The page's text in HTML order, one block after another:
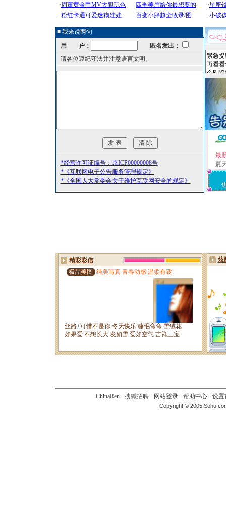
■ 我来说两句
用 户：
匿名发出：
请各位遵纪守法并注意语言文明。
*经营许可证编号：京ICP00000008号
*《互联网电子公告服务管理规定》
*《全国人大常委会关于维护互联网安全的规定》
最
夏
ChinaRen - 搜狐招聘 - 网站登录 - 帮助中心 - 设置
Copyright © 2005